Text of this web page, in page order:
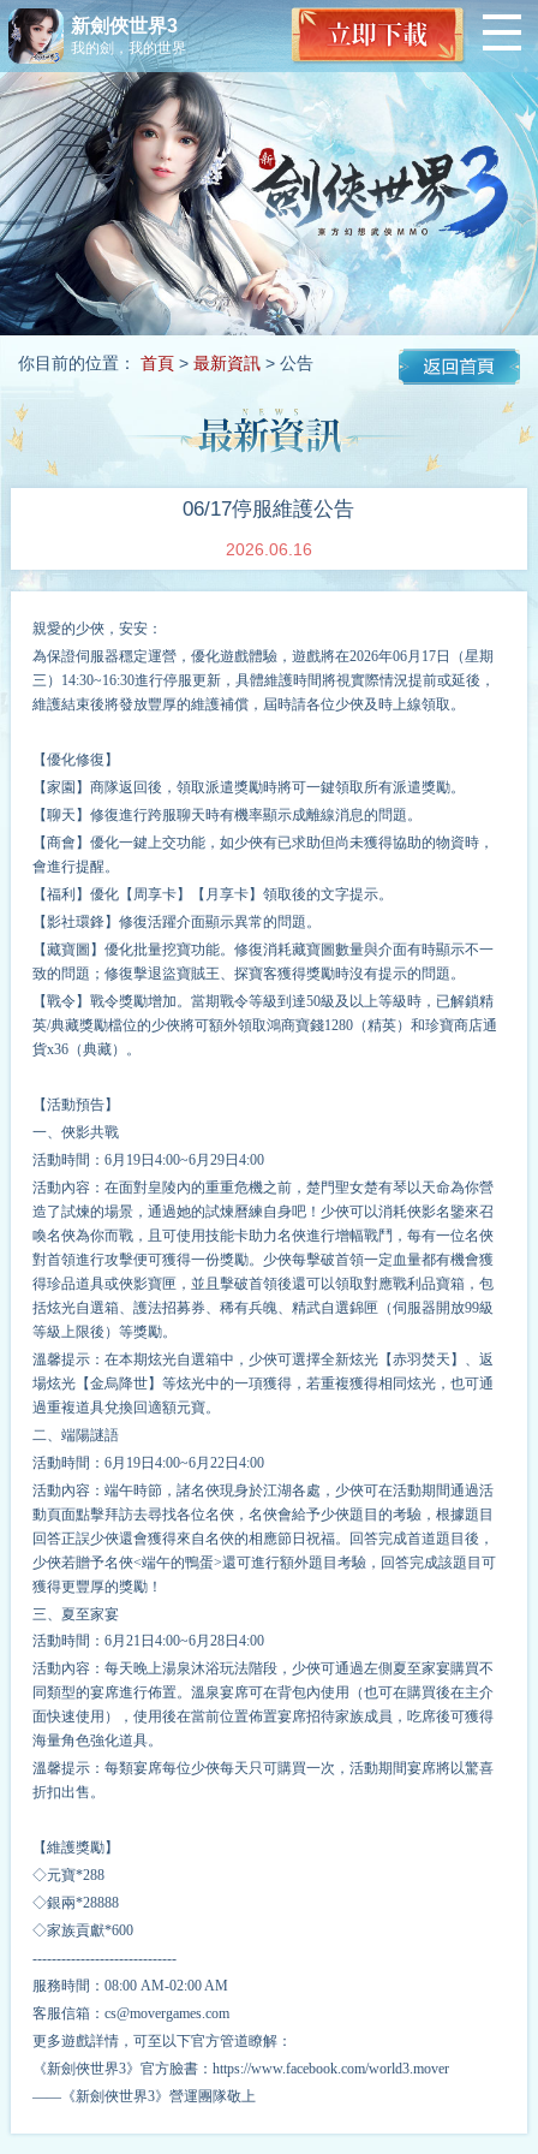
新劍俠世界3
我的劍，我的世界
你目前的位置： 首頁> 最新資訊> 公告
06/17停服維護公告
2026.06.16
親愛的少俠，安安：
為保證伺服器穩定運營， 優化遊戲體驗，遊戲將在2026年06月 17日（星期
三）14:30~16:30進行停服更新，具體維護時間將視實際情況提前或延後，
維護結束後將發放豐厚的維護補償，屆時請各位少俠及時上線領取。
【優化修復】
【家園】商隊返回後，領取派遣獎勵時將可一鍵領取所有派遣獎勵。
【聊天】修復進行跨服聊天時有機率顯示成離線消息的問題。
【商會】優化一鍵上交功能，如少俠有已求助但尚未獲得協助的物資時，
會進行提醒。
【福利】優化【周享卡】【月享卡】領取後的文字提示。
【影社環鋒】修復活躍介面顯示異常的問題。
【藏寶圖】優化批量挖寶功能。修復消耗藏寶圖數量與介面有時顯示不一
致的問題；修復擊退盜寶賊王、探寶客獲得獎勵時沒有提示的問題。
【戰令】戰令獎勵增加。當期戰令等級到達50級及以上等級時，已解鎖精
英/典藏獎勵檔位的少俠將可額外領取鴻商寶錢1280（精英）和珍寶商店通
貨x36（典藏）。
【活動預告】
一、俠影共戰
活動時間：6月19日4:00~6月29日4:00
活動內容：在面對皇陵內的重重危機之前，楚門聖女楚有琴以天命為你營
造了試煉的場景，通過她的試煉曆練自身吧！少俠可以消耗俠影名鑒來召
喚名俠為你而戰，且可使用技能卡助力名俠進行增幅戰鬥，每有一位名俠
對首領進行攻擊便可獲得一份獎勵。少俠每擊破首領一定血量都有機會獲
得珍品道具或俠影寶匣，並且擊破首領後還可以領取對應戰利品寶箱，包
括炫光自選箱、護法招募券、稀有兵魄、精武自選錦匣（伺服器開放99級
等級上限後）等獎勵。
溫馨提示：在本期炫光自選箱中，少俠可選擇全新炫光【赤羽焚天】、返
場炫光【金烏降世】等炫光中的一項獲得，若重複獲得相同炫光，也可通
過重複道具兌換回適額元寶。
二、端陽謎語
活動時間：6月19日4:00~6月22日4:00
活動內容：端午時節，諸名俠現身於江湖各處，少俠可在活動期間通過活
動頁面點擊拜訪去尋找各位名俠，名俠會給予少俠題目的考驗，根據題目
回答正誤少俠還會獲得來自名俠的相應節日祝福。回答完成首道題目後，
少俠若贈予名俠<端午的鴨蛋>還可進行額外題目考驗，回答完成該題目可
獲得更豐厚的獎勵！
三、夏至家宴
活動時間：6月21日4:00~6月28日4:00
活動內容：每天晚上湯泉沐浴玩法階段，少俠可通過左側夏至家宴購買不
同類型的宴席進行佈置。溫泉宴席可在背包內使用（也可在購買後在主介
面快速使用），使用後在當前位置佈置宴席招待家族成員，吃席後可獲得
海量角色強化道具。
溫馨提示：每類宴席每位少俠每天只可購買一次，活動期間宴席將以驚喜
折扣出售。
【維護獎勵】
◇元寶*288
◇銀兩*28888
◇家族貢獻*600
------------------------------
服務時間：08:00 AM-02:00 AM
客服信箱：cs@movergames.com
更多遊戲詳情，可至以下官方管道瞭解：
《新劍俠世界3》官方臉書：https://www.facebook.com/world3.mover
——《新劍俠世界3》營運團隊敬上